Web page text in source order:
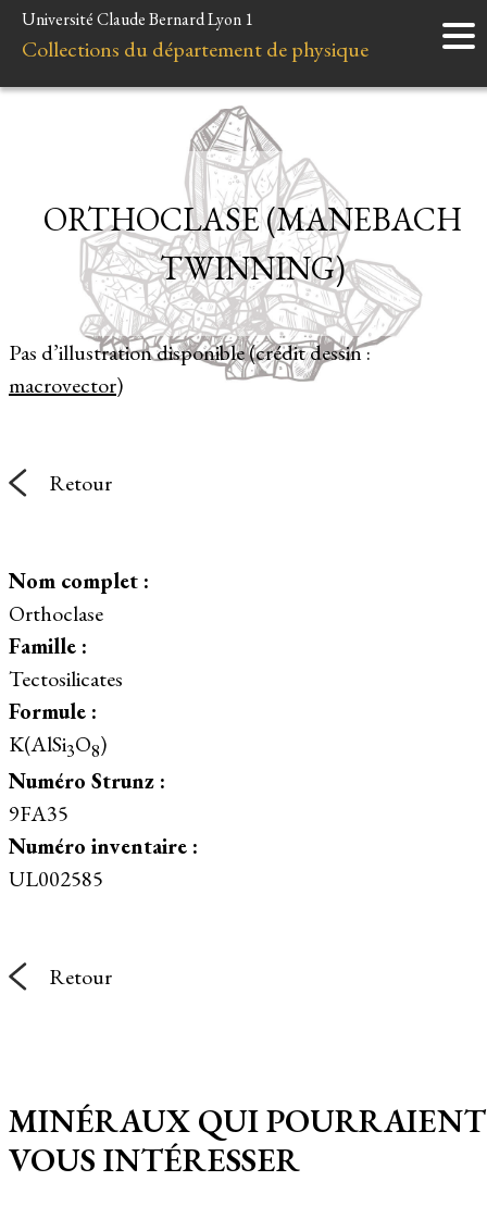
Accueil
Instruments
Liens et ressources
Université Claude Bernard Lyon 1
Collections du département de physique
Pas d’illustration disponible (crédit dessin :
macrovector)
ORTHOCLASE (MANEBACH
TWINNING)
Retour
Nom complet :
Orthoclase
Famille :
Tectosilicates
Formule :
K(AlSi3O8)
Numéro Strunz :
9FA35
Numéro inventaire :
UL002585
Retour
MINÉRAUX QUI POURRAIENT
VOUS INTÉRESSER